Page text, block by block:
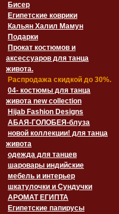
Бисер
Египетские коврики
Кальян Халил Мамун
Подарки
Прокат костюмов и
аксессуаров для танца
живота.
Распродажа скидкой до 30%.
04- костюмы для танца
живота new collection
Hijab Fashion Designs
АБАЯ-ГОЛОБЕЯ-блуза
новой коллекции! для танца
живота
одежда для танцев
шаровары индийские
мебель и интерьер
шкатулочки и Сундучки
АРОМАТ ЕГИПТА
Египетские папирусы